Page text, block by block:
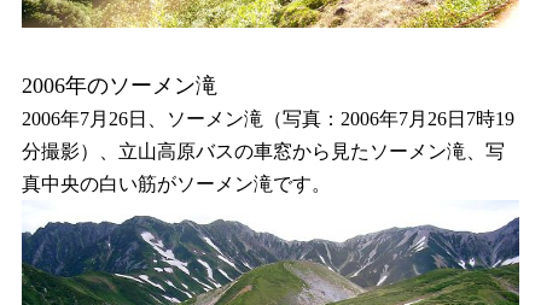
2006年のソーメン滝
2006年7月26日、ソーメン滝（写真：2006年7月26日7時19
分撮影）、立山高原バスの車窓から見たソーメン滝、写
真中央の白い筋がソーメン滝です。